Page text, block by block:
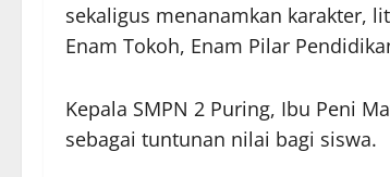
sekaligus menanamkan karakter,
Enam Tokoh, Enam Pilar
Kepala SMPN 2 Puring, Ibu Peni
sebagai tuntunan nilai bagi siswa.